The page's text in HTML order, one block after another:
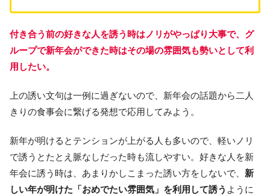
付き合う前の好きな人を誘う時はノリがやっぱり大事で、グ
ループで新年会ができた時はその場の雰囲気も勢いとして利
用したい。
上の誘い文句は一例に過ぎないので、新年会の話題から二人
きりの食事会に繋げる発想で応用してみよう。
新年が明けるとテンションが上がる人も多いので、軽いノリ
で誘うとたとえ脈なしだった時も流しやすい。好きな人を新
年会に誘う時は、あまりかしこまった誘い方をしないで、 新
しい年が明けた「おめでたい雰囲気」を利用して誘う ように